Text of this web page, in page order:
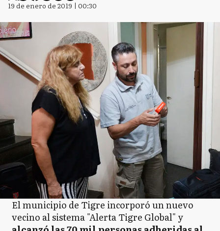
19 de enero de 2019 | 00:30
El municipio de Tigre incorporó un nuevo
vecino al sistema "Alerta Tigre Global" y